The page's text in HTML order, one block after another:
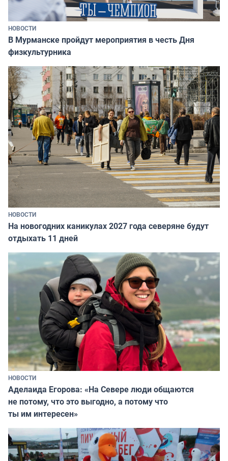
НОВОСТИ
В Мурманске пройдут мероприятия в честь Дня
физкультурника
НОВОСТИ
На новогодних каникулах 2027 года северяне будут
отдыхать 11 дней
НОВОСТИ
Аделаида Егорова: «На Севере люди общаются
не потому, что это выгодно, а потому что
ты им интересен»